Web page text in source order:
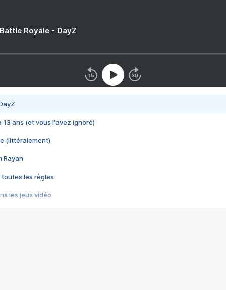
Royale - DayZ
13 ans (et vous l'avez ignoré)
(littéralement)
Rayan
toutes les règles
les jeux vidéo